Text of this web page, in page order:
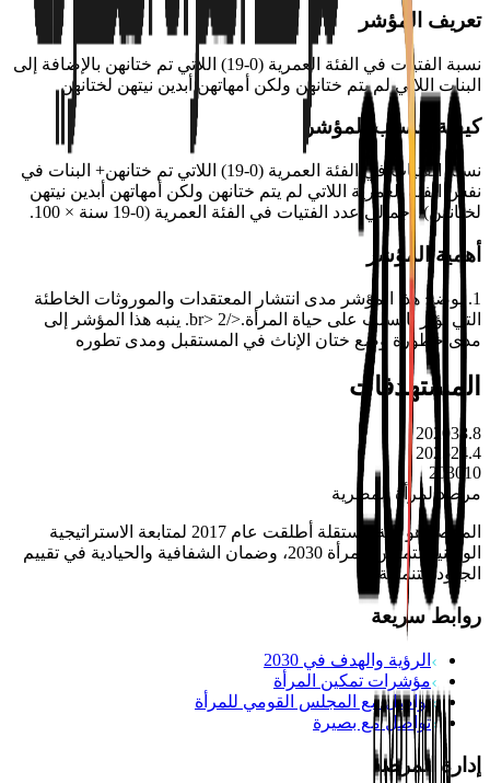
تعريف المؤشر
نسبة الفتيات في الفئة العمرية (0-19) اللاتي تم ختانهن بالإضافة إلى
البنات اللاتي لم يتم ختانهن ولكن أمهاتهن أبدين نيتهن لختانهن
كيفية حساب المؤشر
نسبة الفتيات في الفئة العمرية (0-19) اللاتي تم ختانهن+ البنات في
نفس الفئة العمرية اللاتي لم يتم ختانهن ولكن أمهاتهن أبدين نيتهن
لختانهن)/ اجمالي عدد الفتيات في الفئة العمرية (0-19 سنة × 100.
أهمية المؤشر
1. يوضح هذا المؤشر مدى انتشار المعتقدات والموروثات الخاطئة
التي تؤثر بالسلب على حياة المرأة.</br> 2. ينبه هذا المؤشر إلى
مدى خطورة وضع ختان الإناث في المستقبل ومدى تطوره
المستهدفات
202038.8
202524.4
2030 10
مرصد المرأة المصرية
المرصد هو آلية مستقلة أطلقت عام 2017 لمتابعة الاستراتيجية
الوطنية لتمكين المرأة 2030، وضمان الشفافية والحيادية في تقييم
الجهود التنموية.
روابط سريعة
الرؤية والهدف في 2030
مؤشرات تمكين المرأة
تواصل مع المجلس القومي للمرأة
تواصل مع بصيرة
إدارة المرصد